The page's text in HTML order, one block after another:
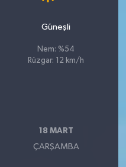
Güneşli
Nem: %54
Rüzgar: 12 km/h
18 MART
ÇARŞAMBA